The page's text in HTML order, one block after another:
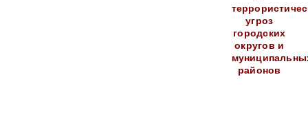
угроз
городских
округов и
районов